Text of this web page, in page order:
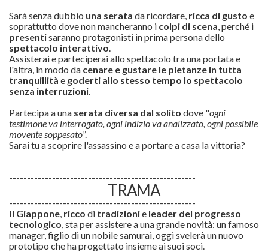
Sarà senza dubbio una serata da ricordare, ricca di gusto e
soprattutto dove non mancheranno i colpi di scena, perché i
presentisaranno protagonisti in prima persona dello
spettacolo interattivo.
Assisterai e parteciperai allo spettacolo tra una portata e
l'altra, in modo da cenare e gustare le pietanze in tutta
tranquillità e goderti allo stesso tempo lo spettacolo
senza interruzioni.
Partecipa a una serata diversa dal solito dove "ogni
testimone va interrogato, ogni indizio va analizzato, ogni possibile
movente soppesato”.
Sarai tu a scoprire l'assassino e a portare a casa la vittoria?
----------------------------------------------------
TRAMA
----------------------------------------------------
Il Giappone, ricco di tradizionie leader del progresso
tecnologico, sta per assistere a una grande novità: un famoso
manager, figlio di un nobile samurai, oggi svelerà un nuovo
prototipo che ha progettato insieme ai suoi soci.